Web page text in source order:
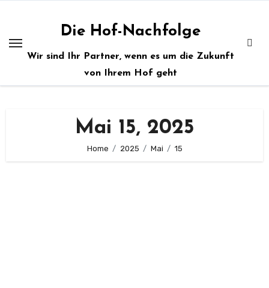
springen
Die Hof-Nachfolge
Wir sind Ihr Partner, wenn es um die Zukunft
von Ihrem Hof geht
Mai 15, 2025
Home 2025 Mai 15